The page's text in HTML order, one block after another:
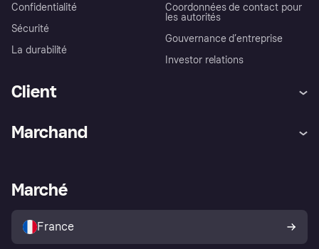
Confidentialité
Sécurité
La durabilité
Coordonnées de contact pour
les autorités
Gouvernance d’entreprise
Investor relations
Client
Explorez les magasins
Politique de protection de
l’acheteur Klarna
Marchand
Portail Marchand
Marché
France